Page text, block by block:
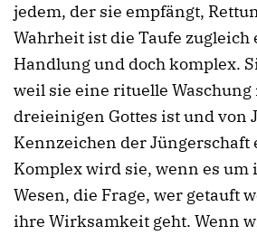
jedem, der sie empfängt,
Wahrheit ist die Taufe zugleich
Handlung und doch komplex.
weil sie eine rituelle Waschung
dreieinigen Gottes ist und von
Kennzeichen der Jüngerschaft
Komplex wird sie, wenn es um
Wesen, die Frage, wer getauft
ihre Wirksamkeit geht. Wenn